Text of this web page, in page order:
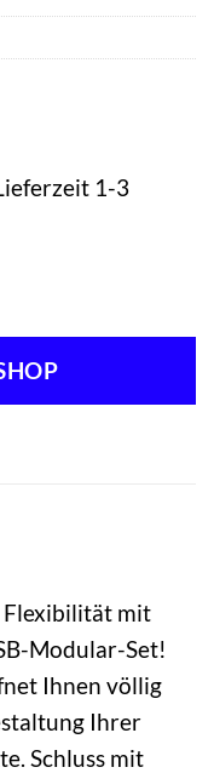
1-3
Flexibilität mit
Modular-Set!
Ihnen völlig
Ihrer
Schluss mit